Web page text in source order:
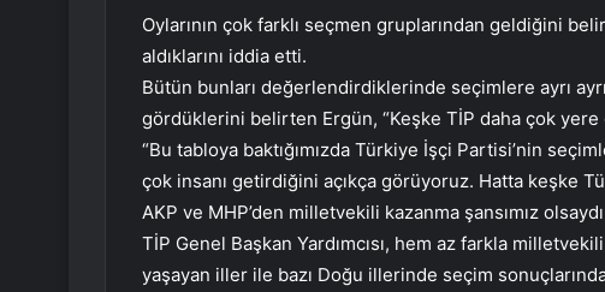
Oylarının çok farklı seçmen gruplarından geldiğini
aldıklarını iddia etti.
Bütün bunları değerlendirdiklerinde seçimlere ayrı
gördüklerini belirten Ergün, “Keşke TİP daha çok yere
“Bu tabloya baktığımızda Türkiye İşçi Partisi’nin
çok insanı getirdiğini açıkça görüyoruz. Hatta keşke
AKP ve MHP’den milletvekili kazanma şansımız
TİP Genel Başkan Yardımcısı, hem az farkla
yaşayan iller ile bazı Doğu illerinde seçim